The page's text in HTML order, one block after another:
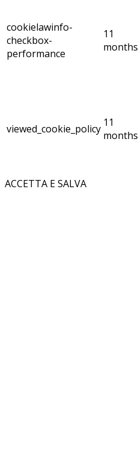
cookielawinfo-
checkbox-
performance
11
months
viewed_cookie_policy 11
months
ACCETTA E SALVA